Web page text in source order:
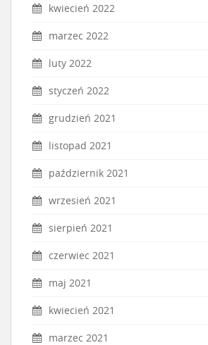
kwiecień 2022
marzec 2022
luty 2022
styczeń 2022
grudzień 2021
listopad 2021
październik 2021
wrzesień 2021
sierpień 2021
czerwiec 2021
maj 2021
kwiecień 2021
marzec 2021